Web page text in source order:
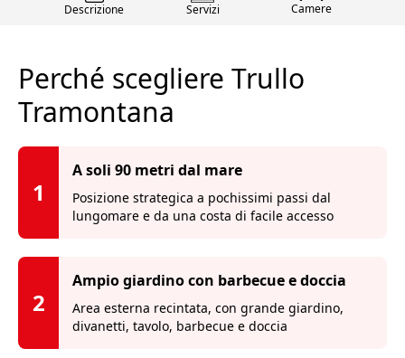
Descrizione Servizi Camere
Perché scegliere Trullo
Tramontana
1
A soli 90 metri dal mare
Posizione strategica a pochissimi passi dal
lungomare e da una costa di facile accesso
2
Ampio giardino con barbecue e doccia
Area esterna recintata, con grande giardino,
divanetti, tavolo, barbecue e doccia